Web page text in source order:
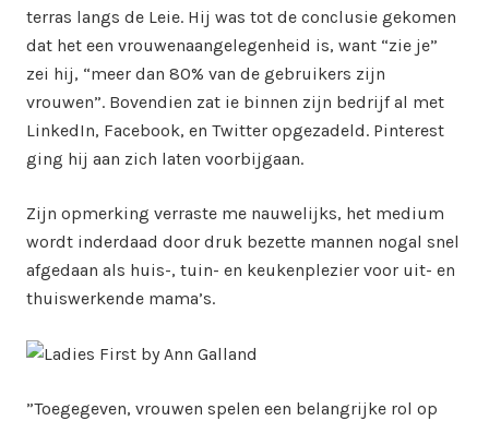
terras langs de Leie. Hij was tot de conclusie gekomen
dat het een vrouwenaangelegenheid is, want “zie je”
zei hij, “meer dan 80% van de gebruikers zijn
vrouwen”. Bovendien zat ie binnen zijn bedrijf al met
LinkedIn, Facebook, en Twitter opgezadeld. Pinterest
ging hij aan zich laten voorbijgaan.
Zijn opmerking verraste me nauwelijks, het medium
wordt inderdaad door druk bezette mannen nogal snel
afgedaan als huis-, tuin- en keukenplezier voor uit- en
thuiswerkende mama’s.
”Toegegeven, vrouwen spelen een belangrijke rol op